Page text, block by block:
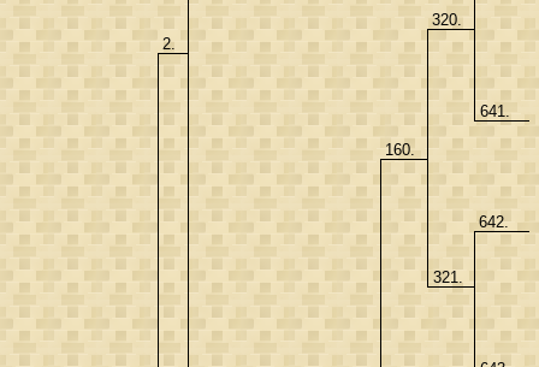
2.
160.
320.
641.
321.
642.